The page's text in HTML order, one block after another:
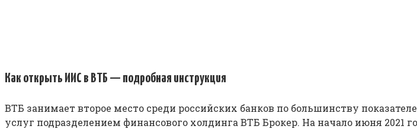
Как открыть ИИС в ВТБ — подробная инструкция
ВТБ занимает второе место среди российских банков по большинству
услуг подразделением финансового холдинга ВТБ Брокер. На начало июня